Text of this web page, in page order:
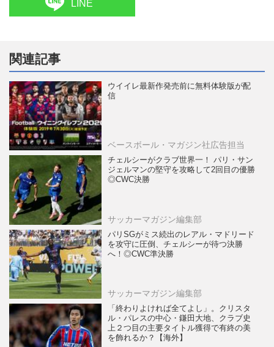
LINE
関連記事
ウイイレ最新作発売前に無料体験版が配
信
ベースボール・マガジン社広告担当
チェルシーがクラブ世界一！ パリ・サン
ジェルマンの堅守を攻略して2回目の優勝
◎CWC決勝
サッカーマガジン編集部
パリSGがミス続出のレアル・マドリード
を攻守に圧倒、チェルシーが待つ決勝
へ！◎CWC準決勝
サッカーマガジン編集部
「終わりよければ全てよし」。クリスタ
ル・パレスの中心・鎌田大地、クラブ史
上２つ目の主要タイトル獲得で有終の美
を飾れるか？【海外】